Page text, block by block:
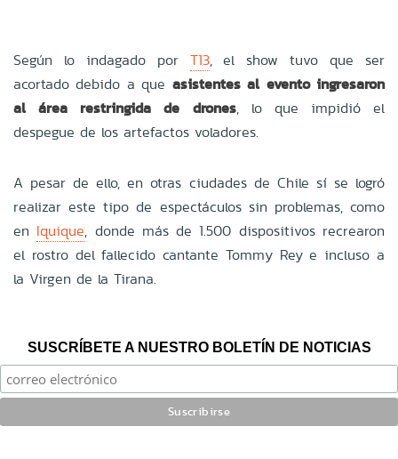
Según lo indagado por T13, el show tuvo que ser
acortado debido a que asistentes al evento ingresaron
al área restringida de drones, lo que impidió el
despegue de los artefactos voladores.
A pesar de ello, en otras ciudades de Chile sí se logró
realizar este tipo de espectáculos sin problemas, como
en Iquique, donde más de 1.500 dispositivos recrearon
el rostro del fallecido cantante Tommy Rey e incluso a
la Virgen de la Tirana.
SUSCRÍBETE A NUESTRO BOLETÍN DE NOTICIAS